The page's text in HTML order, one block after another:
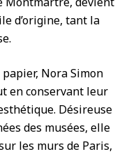
d’origine, tant la
Nora Simon
en conservant leur
Désireuse
des musées, elle
les murs de Paris,